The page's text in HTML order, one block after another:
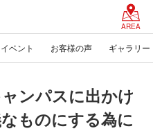
AREA
ベント お客様の声 ギャラリー
ンパスに出かけ
ものにする為に